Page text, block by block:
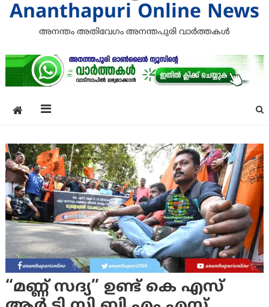
Ananthapuri Online News
അനന്തം അതിവേഗം അനന്തപുരി വാര്‍ത്തകള്‍
“മണ്ണ് സദ്യ” ഉണ്ട് കെ എസ്